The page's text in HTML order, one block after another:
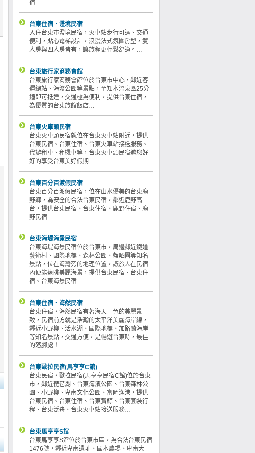
宿…
台東住宿．澄境民宿
入住台東市澄境民宿，火車站步行可達、交通
便利，貼心電梯設計，浪漫法式氛圍房型，雙
人房與四人房皆有，讓旅程更輕鬆舒適。…
台東旅行家商務會館
台東旅行家商務會館位於台東市中心，鄰近客
運總站、海濱公園等景點，至知本溫泉區25分
鐘即可抵達，交通極為便利，提供台東住宿，
為優質的台東旅館飯店…
台東火車頭民宿
台東火車頭民宿就位在台東火車站附近，提供
台東民宿、台東住宿、台東火車站接送服務、
代辦租車、租機車等，台東火車頭民宿邀您好
好的享受台東美好假期…
台東百分百渡假民宿
台東百分百渡假民宿，位在山水優美的台東鹿
野鄉，為安全的合法台東民宿，鄰近鹿野高
台，提供台東民宿、台東住宿、鹿野住宿、鹿
野民宿…
台東海堤海景民宿
台東海堤海景民宿位於台東市，周邊鄰近鐵道
藝術村、國際地標、森林公園、藍晒圖等知名
景點，位在海灣旁的地理位置，讓旅人在民宿
內便能遠眺美麗海景，提供台東民宿、台東住
宿、台東海景民宿…
台東住宿‧海然民宿
台東住宿‧海然民宿有著海天一色的美麗景
致，民宿前方就是浩瀚的太平洋美麗海岸線，
鄰近小野柳、活水湖、國際地標、加路蘭海岸
等知名景點，交通方便，是暢遊台東時，最佳
的落腳處！…
台東歐拉民宿(馬亨亨C館)
台東民宿‧歐拉民宿(馬亨亨民宿C館)位於台東
市，鄰近琵琶湖、台東海濱公園、台東森林公
園、小野柳、卑南文化公園、富岡漁港，提供
台東民宿、台東住宿、台東賞鯨、台東套裝行
程、台東泛舟、台東火車站接送服務…
台東馬亨亨S館
台東馬亨亨S館位於台東市區，為合法台東民宿
1476號，鄰近卑南遺址、國本農場、卑南大